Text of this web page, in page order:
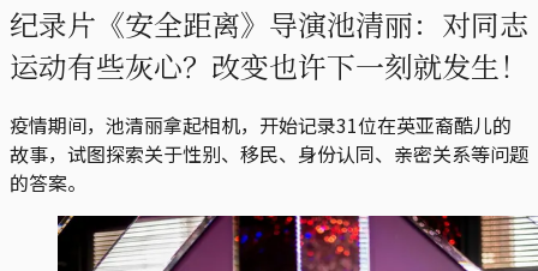
纪录片《安全距离》导演池清丽：对同志
运动有些灰心？改变也许下一刻就发生！
疫情期间，池清丽拿起相机，开始记录31位在英亚裔酷儿的
故事，试图探索关于性别、移民、身份认同、亲密关系等问题
的答案。